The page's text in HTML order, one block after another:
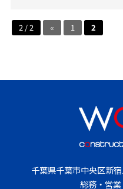
2 / 2 « 1 2
千葉県千葉市中央区新
総務・営業